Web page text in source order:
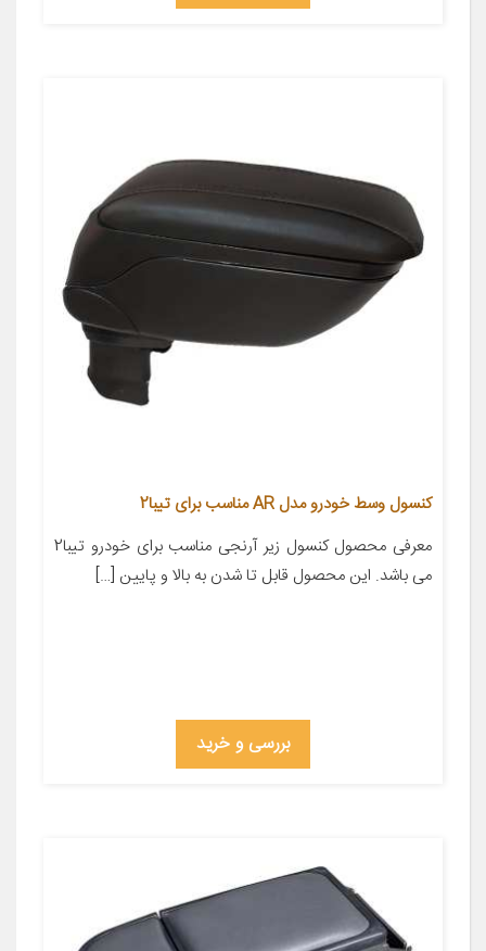
کنسول وسط خودرو مدل AR مناسب برای تیبا2
معرفی محصول کنسول زیر آرنجی مناسب برای خودرو تیبا2
می باشد. این محصول قابل تا شدن به بالا و پایین […]
بررسی و خرید